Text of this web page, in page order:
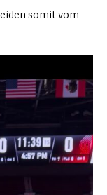
somit vom